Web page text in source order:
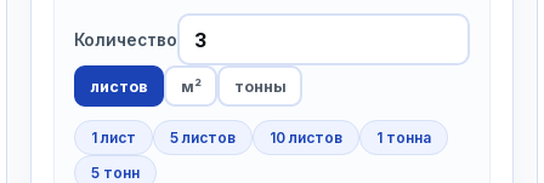
Количество
листов м² тонны
1 лист 5 листов 10 листов
1 тонна
5 тонн